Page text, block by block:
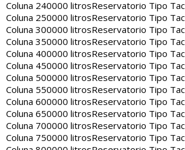
Coluna 240000 litrosReservatorio Tipo
Coluna 250000 litrosReservatorio Tipo
Coluna 300000 litrosReservatorio Tipo
Coluna 350000 litrosReservatorio Tipo
Coluna 400000 litrosReservatorio Tipo
Coluna 450000 litrosReservatorio Tipo
Coluna 500000 litrosReservatorio Tipo
Coluna 550000 litrosReservatorio Tipo
Coluna 600000 litrosReservatorio Tipo
Coluna 650000 litrosReservatorio Tipo
Coluna 700000 litrosReservatorio Tipo
Coluna 750000 litrosReservatorio Tipo